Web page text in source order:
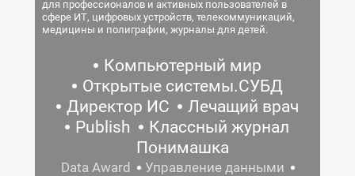
для профессионалов и активных пользователей в
сфере ИТ, цифровых устройств, телекоммуникаций,
медицины и полиграфии, журналы для детей.
Компьютерный мир
Открытые системы.СУБД
Директор ИС
Лечащий врач
Publish
Классный журнал
Понимашка
Data Award
Управление данными